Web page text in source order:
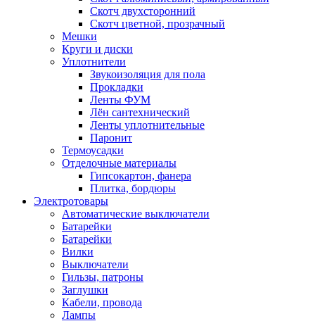
Скотч двухсторонний
Скотч цветной, прозрачный
Мешки
Круги и диски
Уплотнители
Звукоизоляция для пола
Прокладки
Ленты ФУМ
Лён сантехнический
Ленты уплотнительные
Паронит
Термоусадки
Отделочные материалы
Гипсокартон, фанера
Плитка, бордюры
Электротовары
Автоматические выключатели
Батарейки
Батарейки
Вилки
Выключатели
Гильзы, патроны
Заглушки
Кабели, провода
Лампы